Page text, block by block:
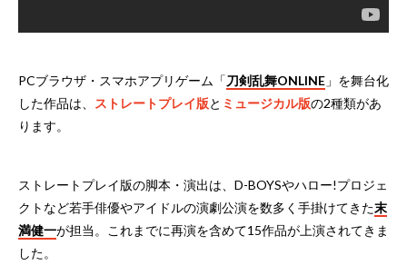
PCブラウザ・スマホアプリゲーム「刀剣乱舞ONLINE 」を舞台化
した作品は、
ストレートプレイ版と ミュージカル版の2種類があ
ります。
ストレートプレイ版の脚本・演出は、D-BOYSやハロー!プロジェ
クトなど若手俳優やアイドルの演劇公演を数多く手掛けてきた末
満健一が担当。これまでに再演を含めて15作品が上演されてきま
した。